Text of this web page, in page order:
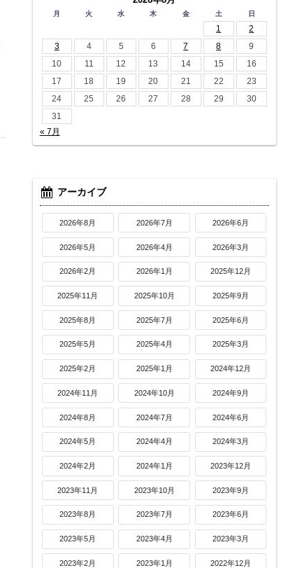
月 火 水 木 金 土 日
1
2
3
4 5 6 7 8
9
10
11 12 13 14 15
16
17
18 19 20 21 22
23
24
25 26 27 28 29
30
31
« 7月
アーカイブ
2026年8月 2026年7月 2026年6月
2026年5月 2026年4月 2026年3月
2026年2月 2026年1月 2025年12月
2025年11月 2025年10月 2025年9月
2025年8月 2025年7月 2025年6月
2025年5月 2025年4月 2025年3月
2025年2月 2025年1月 2024年12月
2024年11月 2024年10月 2024年9月
2024年8月 2024年7月 2024年6月
2024年5月 2024年4月 2024年3月
2024年2月 2024年1月 2023年12月
2023年11月 2023年10月 2023年9月
2023年8月 2023年7月 2023年6月
2023年5月 2023年4月 2023年3月
2023年2月 2023年1月 2022年12月